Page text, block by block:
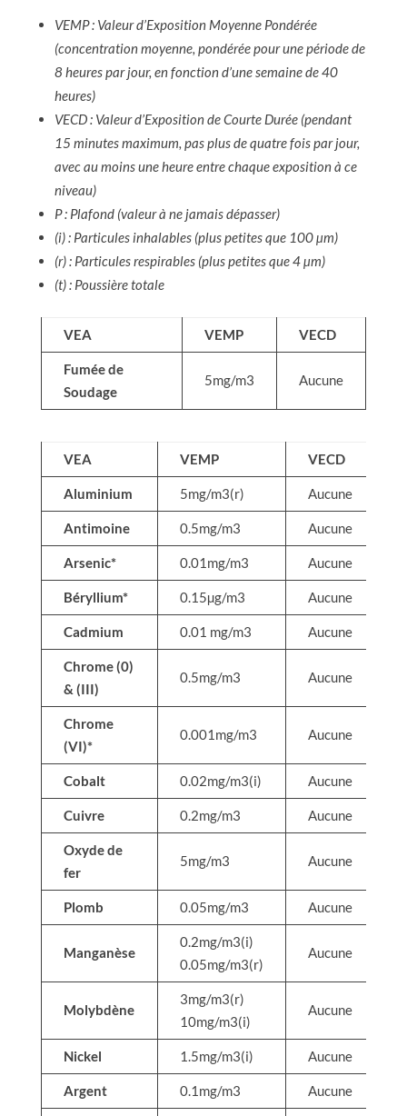
VEMP : Valeur d’Exposition Moyenne Pondérée
(concentration moyenne, pondérée pour une période de
8 heures par jour, en fonction d’une semaine de 40
heures)
VECD : Valeur d’Exposition de Courte Durée (pendant
15 minutes maximum, pas plus de quatre fois par jour,
avec au moins une heure entre chaque exposition à ce
niveau)
P : Plafond (valeur à ne jamais dépasser)
(i) : Particules inhalables (plus petites que 100 µm)
(r) : Particules respirables (plus petites que 4 µm)
(t) : Poussière totale
VEA VEMP VECD
Fumée de
Soudage
5mg/m3 Aucune
VEA VEMP VECD
Aluminium 5mg/m3(r) Aucune
Antimoine 0.5mg/m3 Aucune
Arsenic* 0.01mg/m3 Aucune
Béryllium* 0.15µg/m3 Aucune
Cadmium 0.01 mg/m3 Aucune
Chrome (0)
& (III)
0.5mg/m3 Aucune
Chrome
(VI)*
0.001mg/m3 Aucune
Cobalt 0.02mg/m3(i) Aucune
Cuivre 0.2mg/m3 Aucune
Oxyde de
fer
5mg/m3 Aucune
Plomb 0.05mg/m3 Aucune
Manganèse
0.2mg/m3(i)
0.05mg/m3(r)
Aucune
Molybdène
3mg/m3(r)
10mg/m3(i)
Aucune
Nickel 1.5mg/m3(i) Aucune
Argent 0.1mg/m3 Aucune